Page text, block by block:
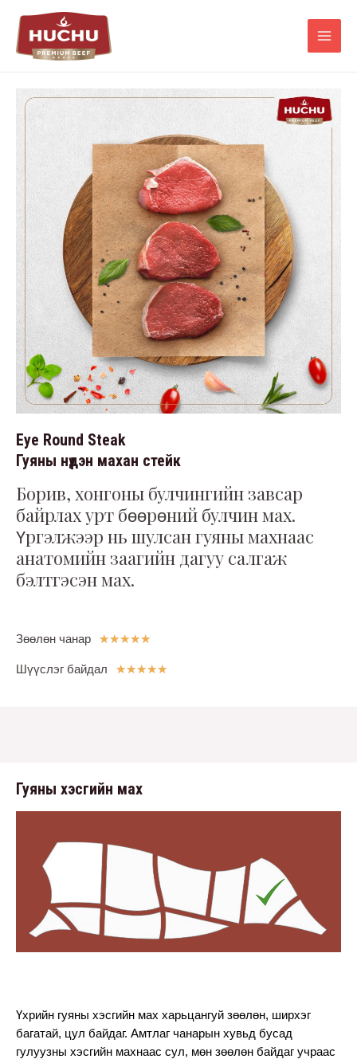
Eye Round Steak
Гуяны нүдэн махан стейк
Борив, хонгоны булчингийн завсар
байрлах урт бөөрөний булчин мах.
Үргэлжээр нь шулсан гуяны махнаас
анатомийн заагийн дагуу салгаж
бэлтгэсэн мах.
Зөөлөн чанар ☆☆☆☆☆
Шүүслэг байдал ★★★★★
Гуяны хэсгийн мах
Үхрийн гуяны хэсгийн мах харьцангуй зөөлөн, ширхэг
багатай, цул байдаг. Амтлаг чанарын хувьд бусад
гулуузны хэсгийн махнаас сул, мөн зөөлөн байдаг учраас